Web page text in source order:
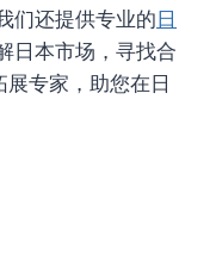
们还提供专业的日
日本市场，寻找合
专家，助您在日